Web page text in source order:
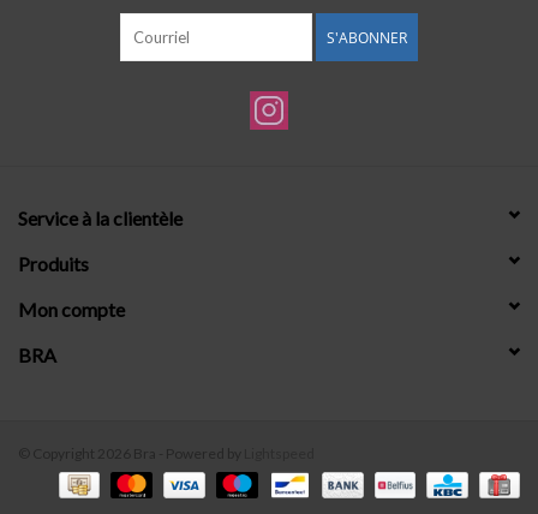
S'ABONNER
Service à la clientèle
Produits
Mon compte
BRA
© Copyright 2026 Bra - Powered by